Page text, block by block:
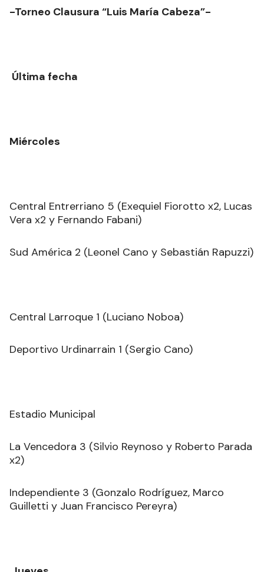
-Torneo Clausura “Luis María Cabeza”-
Última fecha
Miércoles
Central Entrerriano 5 (Exequiel Fiorotto x2, Lucas
Vera x2 y Fernando Fabani)
Sud América 2 (Leonel Cano y Sebastián Rapuzzi)
Central Larroque 1 (Luciano Noboa)
Deportivo Urdinarrain 1 (Sergio Cano)
Estadio Municipal
La Vencedora 3 (Silvio Reynoso y Roberto Parada
x2)
Independiente 3 (Gonzalo Rodríguez, Marco
Guilletti y Juan Francisco Pereyra)